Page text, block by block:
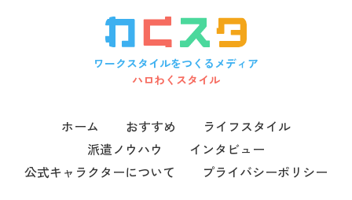
ワークスタイルをつくるメディア
ハロわくスタイル
ホーム おすすめ
ライフスタイル
派遣ノウハウ
インタビュー
公式キャラクターについて
プライバシーポリシー